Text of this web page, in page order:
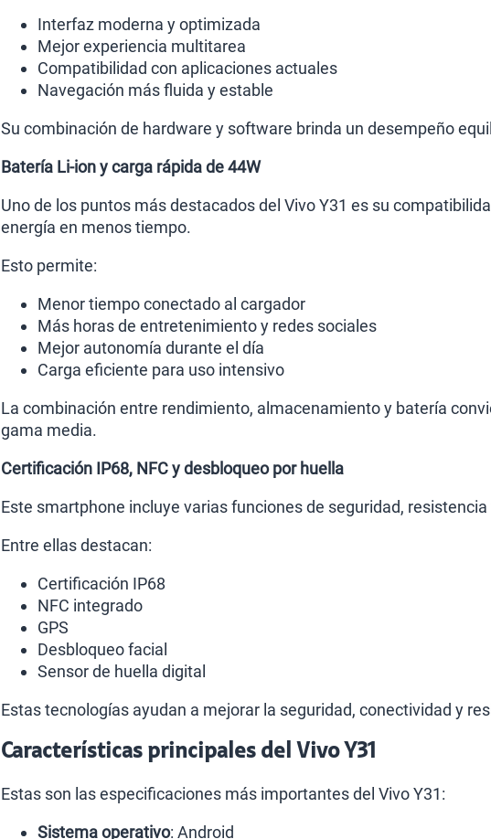
Interfaz moderna y optimizada
Mejor experiencia multitarea
Compatibilidad con aplicaciones actuales
Navegación más fluida y estable
Su combinación de hardware y software brinda un desempeño
Batería Li-ion y carga rápida de 44W
Uno de los puntos más destacados del Vivo Y31 es su
energía en menos tiempo.
Esto permite:
Menor tiempo conectado al cargador
Más horas de entretenimiento y redes sociales
Mejor autonomía durante el día
Carga eficiente para uso intensivo
La combinación entre rendimiento, almacenamiento y batería
gama media.
Certificación IP68, NFC y desbloqueo por huella
Este smartphone incluye varias funciones de seguridad,
Entre ellas destacan:
Certificación IP68
NFC integrado
GPS
Desbloqueo facial
Sensor de huella digital
Estas tecnologías ayudan a mejorar la seguridad, conectividad y
Características principales del Vivo Y31
Estas son las especificaciones más importantes del Vivo Y31:
Sistema operativo: Android